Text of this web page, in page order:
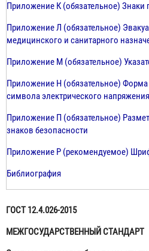
Приложение К (обязательное) Знаки
Приложение Л (обязательное)
медицинского и санитарного
Приложение М (обязательное)
Приложение Н (обязательное)
символа электрического напряжения
Приложение П (обязательное)
знаков безопасности
Приложение Р (рекомендуемое)
Библиография
ГОСТ 12.4.026-2015
МЕЖГОСУДАРСТВЕННЫЙ СТАНДАРТ